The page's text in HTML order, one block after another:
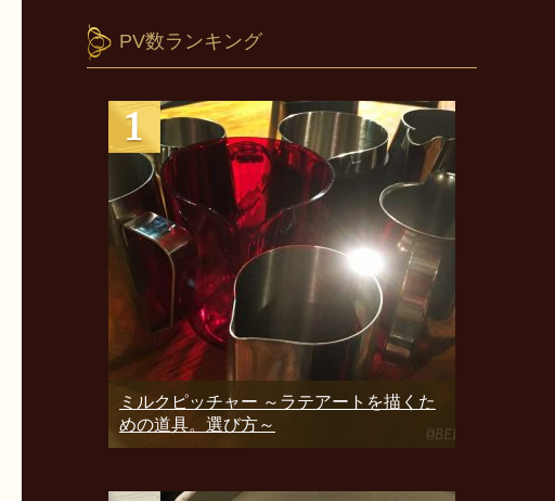
PV数ランキング
ミルクピッチャー ～ラテアートを描くた
めの道具。選び方～